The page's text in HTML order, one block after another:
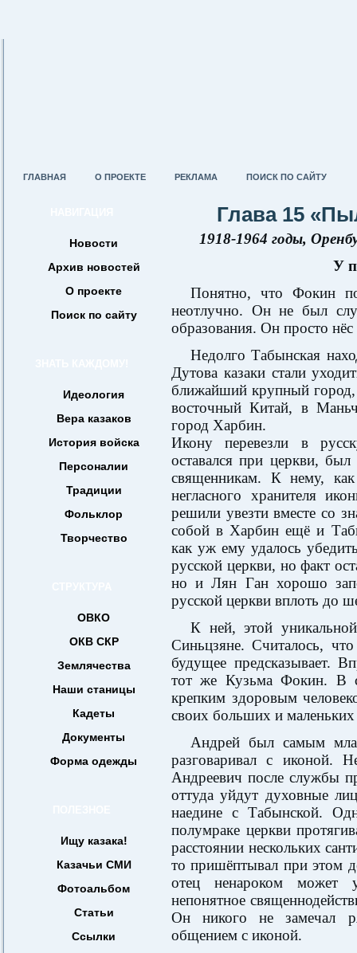
ГЛАВНАЯ О ПРОЕКТЕ РЕКЛАМА ПОИСК ПО САЙТУ
Новости
Архив новостей
О проекте
Поиск по сайту
Идеология
Вера казаков
История войска
Персоналии
Традиции
Фольклор
Творчество
ОВКО
ОКВ СКР
Землячества
Наши станицы
Кадеты
Документы
Форма одежды
Ищу казака!
Казачьи СМИ
Фотоальбом
Статьи
Ссылки
Глава 15
1918-1964 годы,
У
Понятно, что Фокин
неотлучно. Он не был
образования. Он просто
Недолго Табынская
Дутова казаки стали
ближайший крупный
восточный Китай, в
город Харбин.
Икону перевезли в
оставался при церкви,
священникам. К нему,
негласного хранителя
решили увезти вместе со
собой в Харбин ещё и
как уж ему удалось
русской церкви, но факт
но и Лян Ган хорошо
русской церкви вплоть до
К ней, этой
Синьцзяне. Считалось,
будущее предсказывает.
тот же Кузьма Фокин. В
крепким здоровым
своих больших и маленьких
Андрей был самым
разговаривал с иконой.
Андреевич после службы
оттуда уйдут духовные
наедине с Табынской.
полумраке церкви
расстоянии нескольких
то пришёптывал при этом
отец ненароком может
непонятное
Он никого не замечал
общением с иконой.